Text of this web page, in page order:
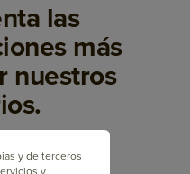
las
más
nuestros
y de terceros
y